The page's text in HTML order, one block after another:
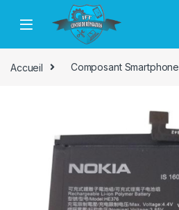
Passer à la navigation
Aller au contenu
Accueil Composant Smartphone